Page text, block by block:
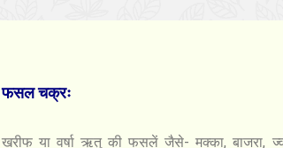
फसल चक्रः
खरीफ या वर्षा ऋतु की फसलें जैसे- मक्का, बाजरा,